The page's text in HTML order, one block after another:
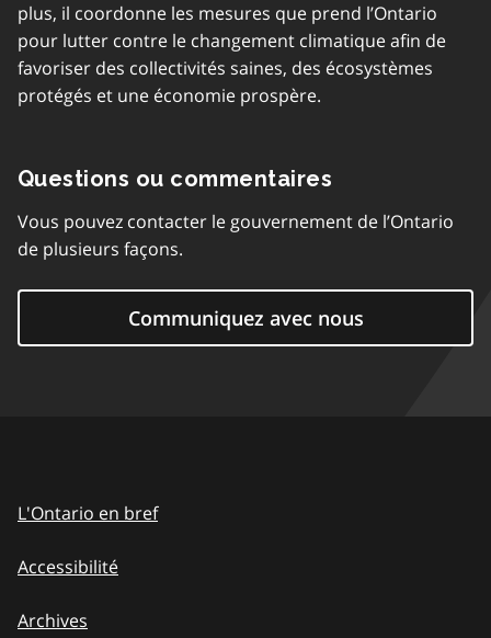
plus, il coordonne les mesures que prend l’Ontario
pour lutter contre le changement climatique afin de
favoriser des collectivités saines, des écosystèmes
protégés et une économie prospère.
Questions ou commentaires
Vous pouvez contacter le gouvernement de l’Ontario
de plusieurs façons.
Communiquez avec nous
L'Ontario en bref
Accessibilité
Archives